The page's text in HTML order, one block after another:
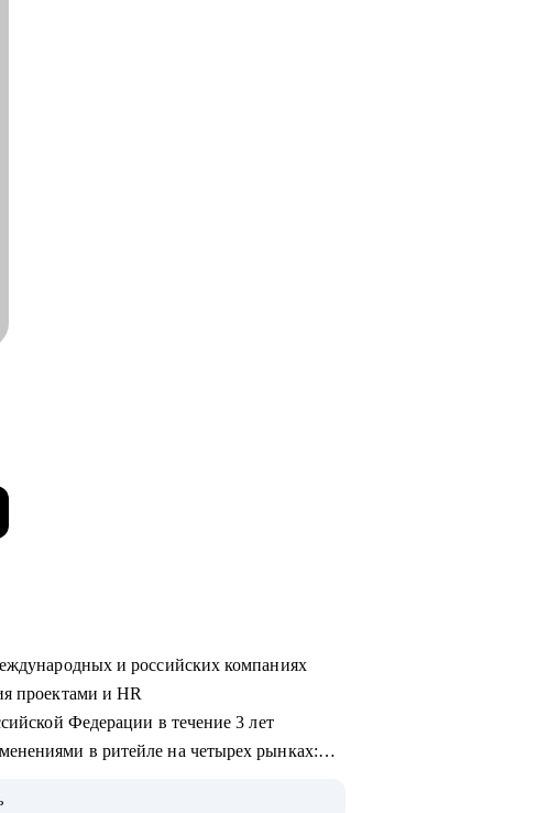
и российских компаниях
проектами и HR
Федерации в течение 3 лет
в ритейле на четырех рынках:
аналогов на российском рынке